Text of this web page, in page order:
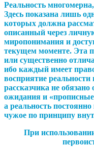
Реальность
Здесь показана лишь
которых должна
описанный через
миропонимания и
текущем моменте. Эта
или существенно
ибо каждый имеет
восприятие
рассказчика не
ожидания и
а реальность
чужое по принципу
При